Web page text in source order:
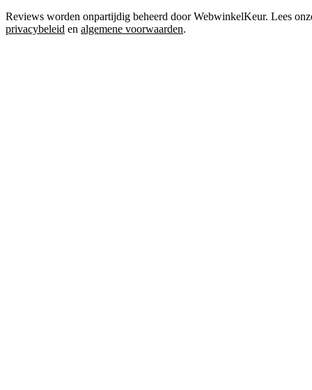
Reviews worden onpartijdig beheerd door WebwinkelKeur. Lees
privacybeleid en algemene voorwaarden.